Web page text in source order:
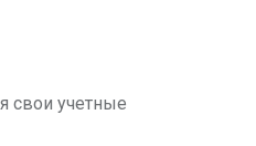
свои учетные